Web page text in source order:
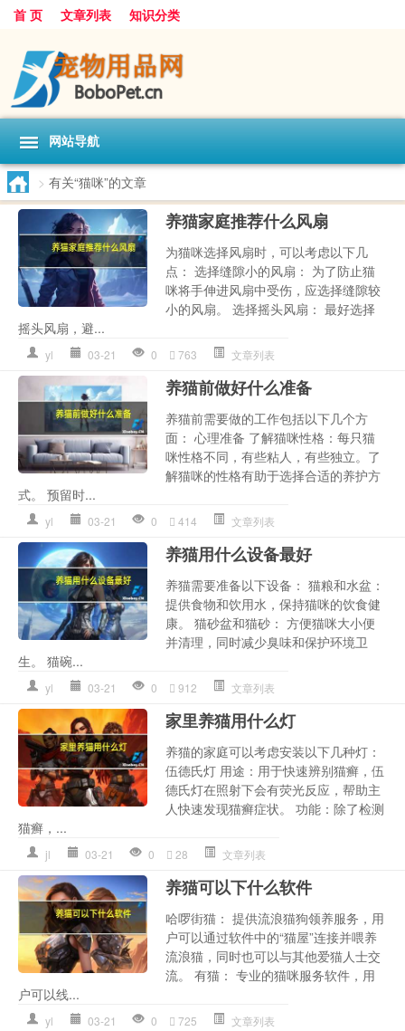
首 页 文章列表 知识分类
网站导航
> 有关“猫咪”的文章
养猫家庭推荐什么风扇
为猫咪选择风扇时，可以考虑以下几
点： 选择缝隙小的风扇： 为了防止猫
咪将手伸进风扇中受伤，应选择缝隙较
小的风扇。 选择摇头风扇： 最好选择
摇头风扇，避...
yl 03-21 0 763 文章列表
养猫前做好什么准备
养猫前需要做的工作包括以下几个方
面： 心理准备 了解猫咪性格：每只猫
咪性格不同，有些粘人，有些独立。了
解猫咪的性格有助于选择合适的养护方
式。 预留时...
yl 03-21 0 414 文章列表
养猫用什么设备最好
养猫需要准备以下设备： 猫粮和水盆：
提供食物和饮用水，保持猫咪的饮食健
康。 猫砂盆和猫砂： 方便猫咪大小便
并清理，同时减少臭味和保护环境卫
生。 猫碗...
yl 03-21 0 912 文章列表
家里养猫用什么灯
养猫的家庭可以考虑安装以下几种灯：
伍德氏灯 用途：用于快速辨别猫癣，伍
德氏灯在照射下会有荧光反应，帮助主
人快速发现猫癣症状。 功能：除了检测
猫癣，...
jl 03-21 0 28 文章列表
养猫可以下什么软件
哈啰街猫： 提供流浪猫狗领养服务，用
户可以通过软件中的“猫屋”连接并喂养
流浪猫，同时也可以与其他爱猫人士交
流。 有猫： 专业的猫咪服务软件，用
户可以线...
yl 03-21 0 725 文章列表